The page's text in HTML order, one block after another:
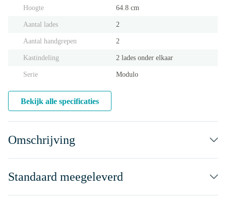
Hoogte 64.8 cm
Aantal lades 2
Aantal handgrepen 2
Kastindeling 2 lades onder elkaar
Serie Modulo
Bekijk alle specificaties
Omschrijving
Standaard meegeleverd